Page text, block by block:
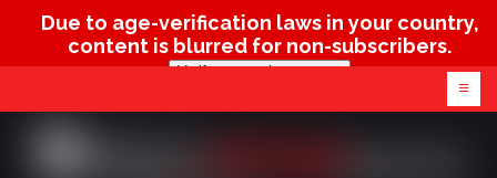
Due to age-verification laws in your country,
content is blurred for non-subscribers.
Verify age & view content
≡